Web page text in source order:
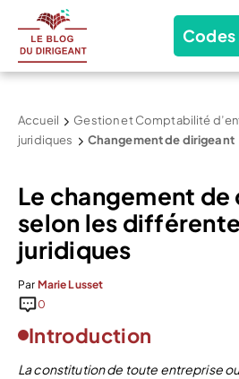
Accueil Gestion et Comptabilité
juridiques
Changement de dirigeant
Le changement
selon les
juridiques
Par Marie Lusset
0
Introduction
La constitution de toute entreprise